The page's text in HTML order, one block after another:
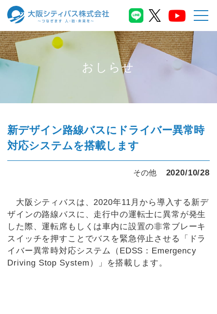
おしらせ
新デザイン路線バスにドライバー異常時
対応システムを搭載します
その他 2020/10/28
大阪シティバスは、2020年11月から導入する新デ
ザインの路線バスに、走行中の運転士に異常が発生
した際、運転席もしくは車内に設置の非常ブレーキ
スイッチを押すことでバスを緊急停止させる「ドラ
イバー異常時対応システム（EDSS：Emergency
Driving Stop System）」を搭載します。